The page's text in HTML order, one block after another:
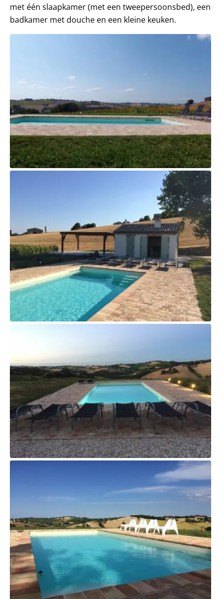
met één slaapkamer (met een tweepersoonsbed), een
badkamer met douche en een kleine keuken.